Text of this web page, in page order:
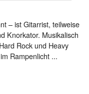
– ist Gitarrist, teilweise
Knorkator. Musikalisch
Rock und Heavy
Rampenlicht ...